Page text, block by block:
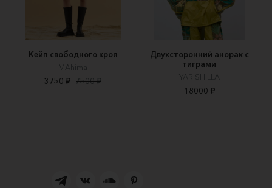
Кейп свободного кроя
MAhima
3750 ₽ 7500 ₽
Двухсторонний анорак с
тиграми
YARISHILLA
18000 ₽